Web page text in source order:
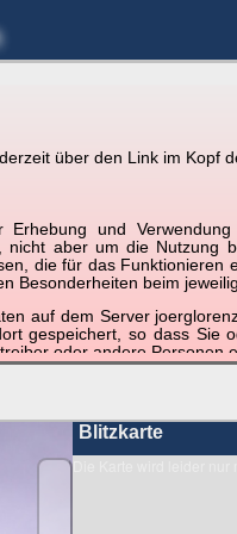
über den Link im Kopf
und
aber um die Nutzung
die für das Funktionieren
Besonderheiten beim
auf dem Server
gespeichert, so dass Sie
oder andere Personen
und entsprechend der
Position zu den Blitzen
Blitzkarte
Die Karte wird leider nur